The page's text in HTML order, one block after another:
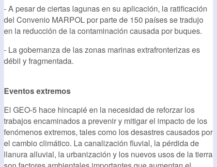
- A pesar de ciertas lagunas en su aplicación, la ratificación
del Convenio MARPOL por parte de 150 países se tradujo
en la reducción de la contaminación causada por buques.
- La gobernanza de las zonas marinas extrafronterizas es
débil y fragmentada.
Eventos extremos
El GEO-5 hace hincapié en la necesidad de reforzar los
trabajos encaminados a prevenir y mitigar el impacto de los
fenómenos extremos, tales como los desastres causados por
el cambio climático. La canalización fluvial, la pérdida de
llanura alluvial, la urbanización y los nuevos usos de la tierra